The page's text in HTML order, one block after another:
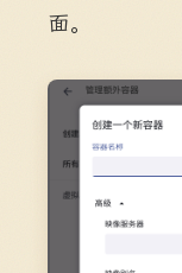
面。